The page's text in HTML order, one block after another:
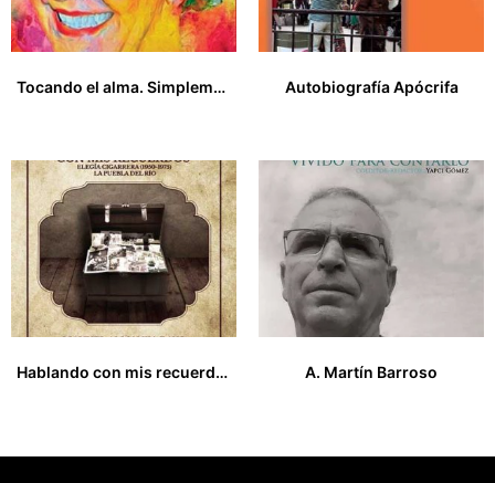
Tocando el alma. Simplemente María
Autobiografía Apócrifa
Hablando con mis recuerdos
A. Martín Barroso